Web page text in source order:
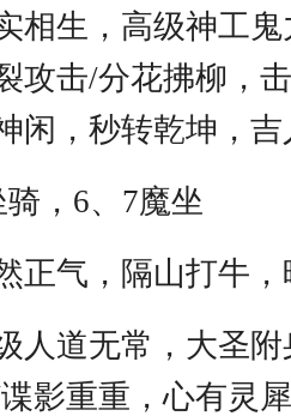
生，高级神工鬼
攻击/分花拂柳，
闲，秒转乾坤，
，6、7魔坐
气，隔山打牛，
道无常，大圣附
影重重，心有灵